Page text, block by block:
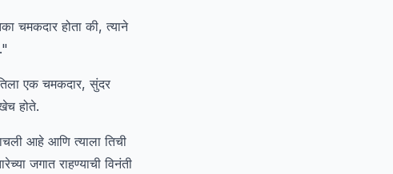
चमकदार होता की, त्याने
एक चमकदार, सुंदर
होते.
आहे आणि त्याला तिची
जगात राहण्याची विनंती